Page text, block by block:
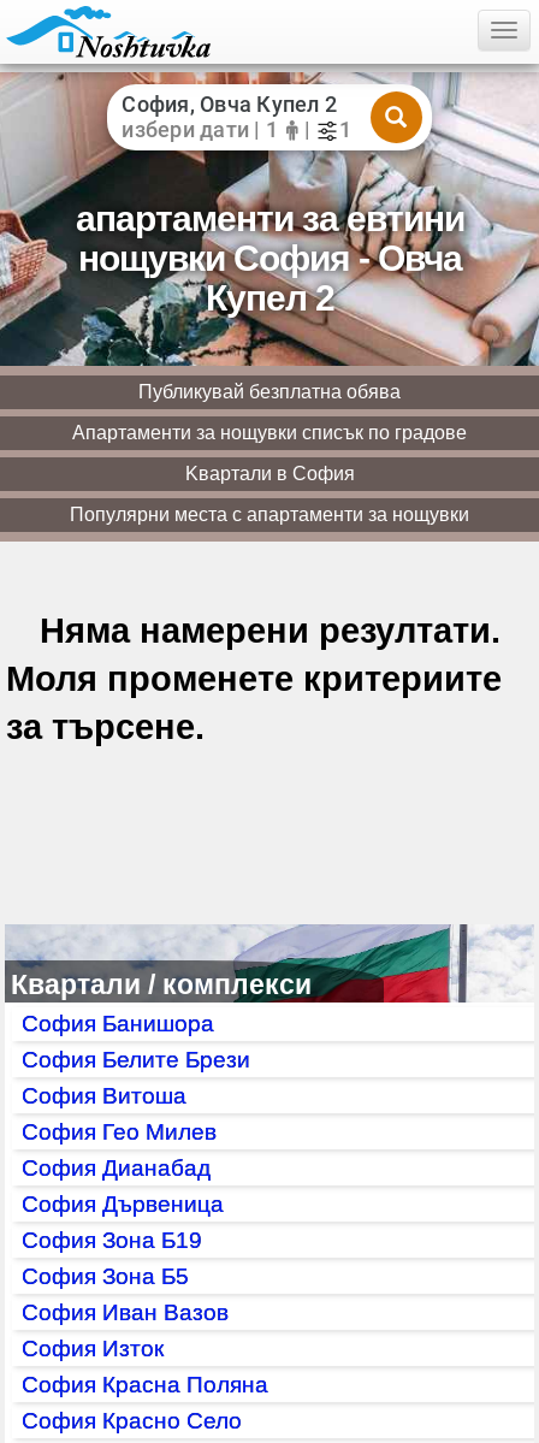
София, Овча Купел 2
избери дати | 1
| 1
апартаменти за евтини
нощувки София - Овча
Купел 2
Публикувай безплатна обява
Апартаменти за нощувки списък по градове
Kвартали в София
Популярни места с апартаменти за нощувки
Няма намерени резултати.
Моля променете критериите
за търсене.
Квартали / комплекси
София Банишора
София Белите Брези
София Витоша
София Гео Милев
София Дианабад
София Дървеница
София Зона Б19
София Зона Б5
София Иван Вазов
София Изток
София Красна Поляна
София Красно Село